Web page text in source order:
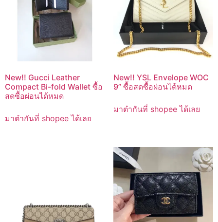
New!! Gucci Leather
Compact Bi-fold Wallet ซื้อ
สดซื้อผ่อนได้หมด
มาตำกันที่ shopee ได้เลย
New!! YSL Envelope WOC
9” ซื้อสดซื้อผ่อนได้หมด
มาตำกันที่ shopee ได้เลย